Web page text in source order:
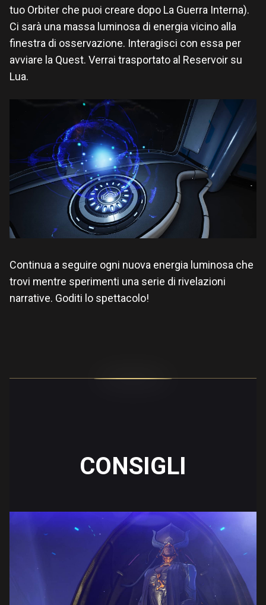
tuo Orbiter che puoi creare dopo La Guerra Interna).
Ci sarà una massa luminosa di energia vicino alla
finestra di osservazione. Interagisci con essa per
avviare la Quest. Verrai trasportato al Reservoir su
Lua.
Continua a seguire ogni nuova energia luminosa che
trovi mentre sperimenti una serie di rivelazioni
narrative. Goditi lo spettacolo!
CONSIGLI